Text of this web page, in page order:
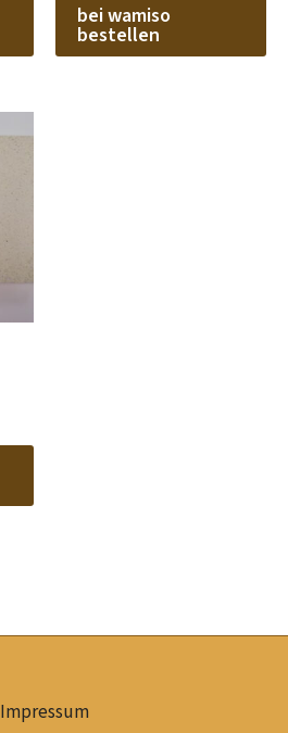
bei wamiso
bestellen
Impressum